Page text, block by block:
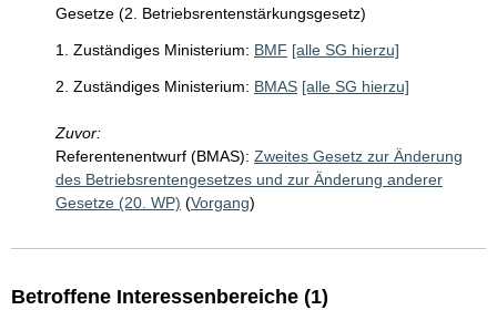
Gesetze (2. Betriebsrentenstärkungsgesetz)
1. Zuständiges Ministerium: BMF [alle SG hierzu]
2. Zuständiges Ministerium: BMAS [alle SG hierzu]
Zuvor:
Referentenentwurf (BMAS): Zweites Gesetz zur Änderung
des Betriebsrentengesetzes und zur Änderung anderer
Gesetze (20. WP) (Vorgang)
Betroffene Interessenbereiche (1)